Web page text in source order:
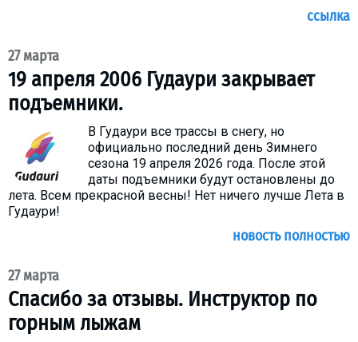
ссылка
27 марта
19 апреля 2006 Гудаури закрывает
подъемники.
В Гудаури все трассы в снегу, но
официально последний день Зимнего
сезона 19 апреля 2026 года. После этой
даты подъемники будут остановлены до
лета. Всем прекрасной весны! Нет ничего лучше Лета в
Гудаури!
новость полностью
27 марта
Спасибо за отзывы. Инструктор по
горным лыжам